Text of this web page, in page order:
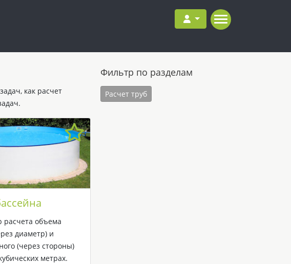
как расчет
расчета объема
диаметр) и
(через стороны)
метрах.
Фильтр по разделам
Расчет труб